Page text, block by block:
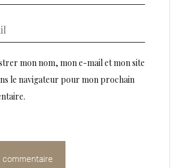
mon nom, mon e-mail et mon site
le navigateur pour mon prochain